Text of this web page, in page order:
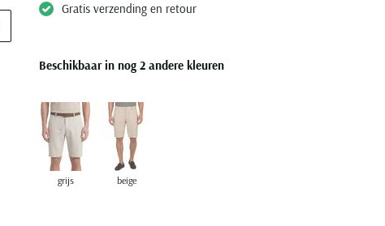
Gratis verzending en retour
Beschikbaar in nog 2 andere kleuren
grijs beige